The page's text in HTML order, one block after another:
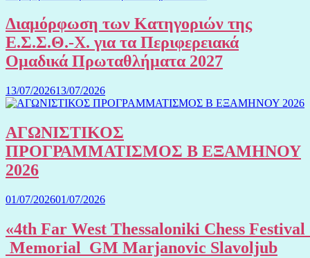
Διαμόρφωση των Κατηγοριών της
Ε.Σ.Σ.Θ.-Χ. για τα Περιφερειακά
Ομαδικά Πρωταθλήματα 2027
13/07/202613/07/2026
ΑΓΩΝΙΣΤΙΚΟΣ
ΠΡΟΓΡΑΜΜΑΤΙΣΜΟΣ Β ΕΞΑΜΗΝΟΥ
2026
01/07/202601/07/2026
«4th Far West Thessaloniki Chess Festival
Memorial GM Marjanovic Slavoljub